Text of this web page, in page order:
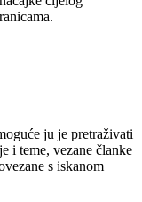
ju je pretraživati
i teme, vezane članke
s iskanom